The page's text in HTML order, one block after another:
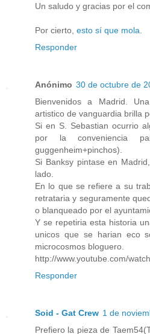
Un saludo y gracias por el
Por cierto, esto sí que mola
Responder
Anónimo 30 de octubre de
Bienvenidos a Madrid.
artistico de vanguardia brilla
Si en S. Sebastian ocurrio
por la conveniencia
guggenheim+pinchos).
Si Banksy pintase en
lado.
En lo que se refiere a su
retrataria y seguramente
o blanqueado por el
Y se repetiria esta historia
unicos que se harian eco
microcosmos bloguero.
http://www.youtube.com/
Responder
Soid - Gat Crew 1 de
Prefiero la pieza de